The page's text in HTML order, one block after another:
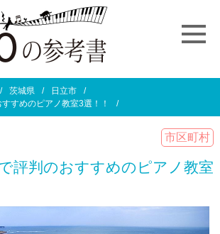
茨城県
日立市
すめのピアノ教室3選！！
市区町村
評判のおすすめのピアノ教室